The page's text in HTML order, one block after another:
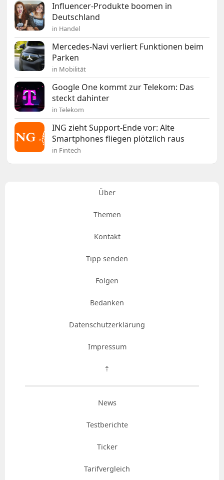
Influencer-Produkte boomen in
Deutschland
in Handel
Mercedes-Navi verliert Funktionen beim
Parken
in Mobilität
Google One kommt zur Telekom: Das
steckt dahinter
in Telekom
ING zieht Support-Ende vor: Alte
Smartphones fliegen plötzlich raus
in Fintech
Über
Themen
Kontakt
Tipp senden
Folgen
Bedanken
Datenschutzerklärung
Impressum
⇡
News
Testberichte
Ticker
Tarifvergleich